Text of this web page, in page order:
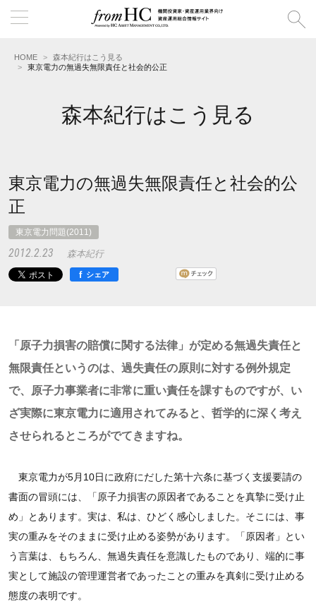
HOME
森本紀行はこう見る
東京電力の無過失無限責任と社会的公正
森本紀行はこう見る
東京電力の無過失無限責任と社会的公
正
東京電力問題(2011)
2012.2.23
森本紀行
f シェア
「原子力損害の賠償に関する法律」が定める無過失責任と
無限責任というのは、過失責任の原則に対する例外規定
で、原子力事業者に非常に重い責任を課すものですが、い
ざ実際に東京電力に適用されてみると、哲学的に深く考え
させられるところがでてきますね。
東京電力が5月10日に政府にだした第十六条に基づく支援要請の
書面の冒頭には、「原子力損害の原因者であることを真摯に受け止
め」とあります。実は、私は、ひどく感心しました。そこには、事
実の重みをそのままに受け止める姿勢があります。「原因者」とい
う言葉は、もちろん、無過失責任を意識したものであり、端的に事
実として施設の管理運営者であったことの重みを真剣に受け止める
態度の表明です。